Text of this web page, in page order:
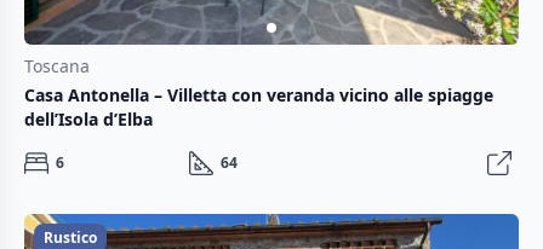
Toscana
Casa Antonella – Villetta con veranda vicino alle spiagge
dell’Isola d’Elba
6 64
Rustico